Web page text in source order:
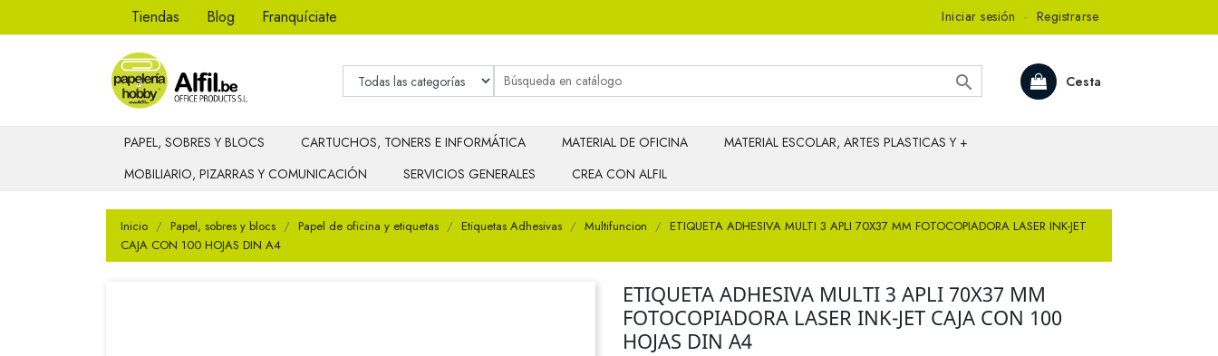
Tiendas Blog Franquíciate Iniciar sesión · Registrarse
Cesta

PAPEL, SOBRES Y BLOCS CARTUCHOS, TONERS E INFORMÁTICA MATERIAL DE OFICINA
MATERIAL ESCOLAR, ARTES PLASTICAS Y +
MOBILIARIO, PIZARRAS Y COMUNICACIÓN
SERVICIOS GENERALES CREA CON ALFIL
Inicio Papel, sobres y blocs Papel de oficina y etiquetas Etiquetas Adhesivas Multifuncion
ETIQUETA ADHESIVA MULTI 3 APLI 70X37 MM FOTOCOPIADORA LASER INK-JET
CAJA CON 100 HOJAS DIN A4
ETIQUETA ADHESIVA MULTI 3 APLI 70X37 MM
FOTOCOPIADORA LASER INK-JET CAJA CON 100
HOJAS DIN A4